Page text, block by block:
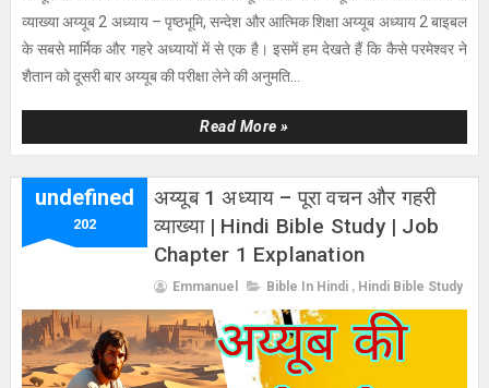
व्याख्या अय्यूब 2 अध्याय – पृष्ठभूमि, सन्देश और आत्मिक शिक्षा अय्यूब अध्याय 2 बाइबल
के सबसे मार्मिक और गहरे अध्यायों में से एक है। इसमें हम देखते हैं कि कैसे परमेश्वर ने
शैतान को दूसरी बार अय्यूब की परीक्षा लेने की अनुमति...
Read More »
undefined
202
अय्यूब 1 अध्याय – पूरा वचन और गहरी
व्याख्या | Hindi Bible Study | Job
Chapter 1 Explanation
Emmanuel Bible In Hindi , Hindi Bible Study